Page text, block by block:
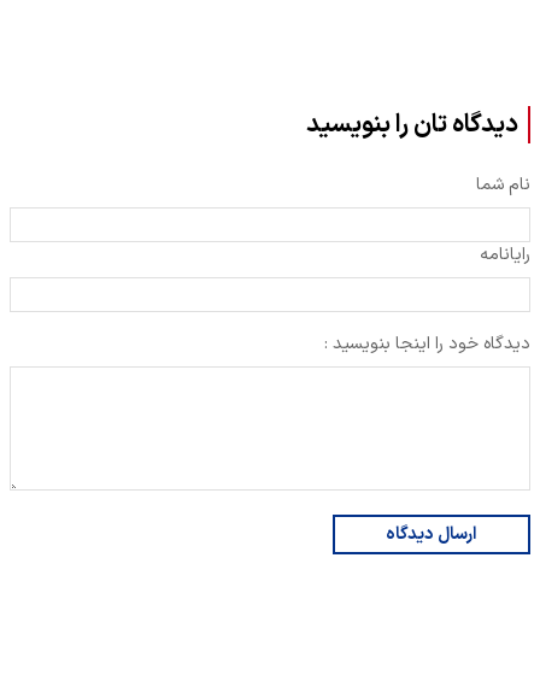
دیدگاه تان را بنویسید
نام شما
رایانامه
دیدگاه خود را اینجا بنویسید :
ارسال دیدگاه